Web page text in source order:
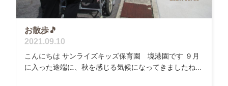
お散歩🎵
2021.09.10
こんにちは サンライズキッズ保育園 境港園です ９月
に入った途端に、秋を感じる気候になってきましたね...